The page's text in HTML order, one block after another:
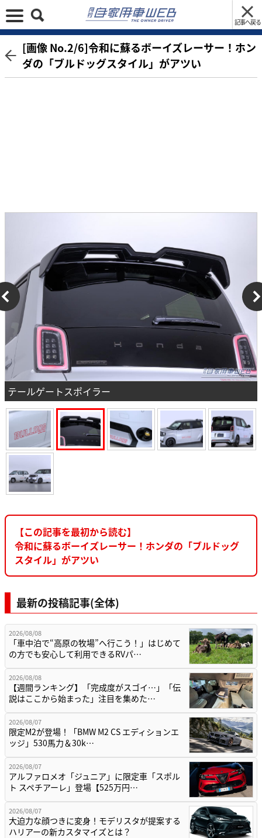
記事へ戻る
[画像 No.2/6]令和に蘇るボーイズレーサー！ホン
ダの「ブルドッグスタイル」がアツい
テールゲートスポイラー
【この記事を最初から読む】
令和に蘇るボーイズレーサー！ホンダの「ブルドッグ
スタイル」がアツい
最新の投稿記事(全体)
2026/08/08
「車中泊で“高原の牧場”へ行こう！」はじめて
の方でも安心して利用できるRVパ…
2026/08/08
【週間ランキング】「完成度がスゴイ…」「伝
説はここから始まった」注目を集めた…
2026/08/07
限定M2が登場！「BMW M2 CS エディションエ
ッジ」530馬力＆30k…
2026/08/07
アルファロメオ「ジュニア」に限定車「スポル
ト スペチアーレ」登場【525万円…
2026/08/07
大迫力な顔つきに変身！モデリスタが提案する
ハリアーの新カスタマイズとは？